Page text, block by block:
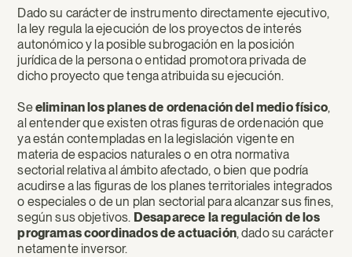
Dado su carácter de instrumento directamente ejecutivo,
la ley regula la ejecución de los proyectos de interés
autonómico y la posible subrogación en la posición
jurídica de la persona o entidad promotora privada de
dicho proyecto que tenga atribuida su ejecución.
Seeliminan los planes de ordenación del medio físico,
al entender que existen otras figuras de ordenación que
ya están contempladas en la legislación vigente en
materia de espacios naturales o en otra normativa
sectorial relativa al ámbito afectado, o bien que podría
acudirse a las figuras de los planes territoriales integrados
o especiales o de un plan sectorial para alcanzar sus fines,
según sus objetivos. Desaparece la regulación de los
programas coordinados de actuación, dado su carácter
netamente inversor.